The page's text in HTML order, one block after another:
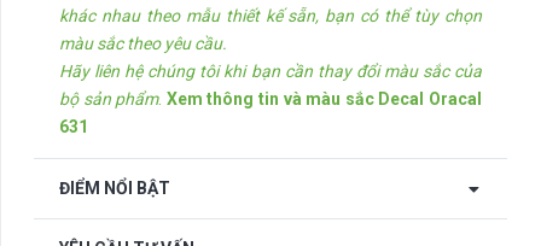
khác nhau theo mẫu thiết kế sẵn, bạn có thể tùy chọn
màu sắc theo yêu cầu.
Hãy liên hệ chúng tôi khi bạn cần thay đổi màu sắc của
bộ sản phẩm. Xem thông tin và màu sắc Decal Oracal
631
ĐIỂM NỔI BẬT